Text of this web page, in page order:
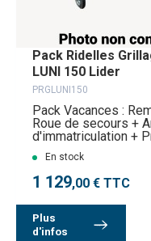
Pack Ridelles
LUNI 150 Lider
PRGLUNI150
Pack Vacances :
Roue de secours +
d'immatriculation +
En stock
1 129,00 € TTC
Plus
d'infos